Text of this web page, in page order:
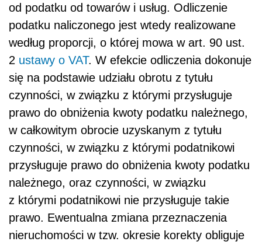
od podatku od towarów i usług. Odliczenie
podatku naliczonego jest wtedy realizowane
według proporcji, o której mowa w art. 90 ust.
2 ustawy o VAT. W efekcie odliczenia dokonuje
się na podstawie udziału obrotu z tytułu
czynności, w związku z którymi przysługuje
prawo do obniżenia kwoty podatku należnego,
w całkowitym obrocie uzyskanym z tytułu
czynności, w związku z którymi podatnikowi
przysługuje prawo do obniżenia kwoty podatku
należnego, oraz czynności, w związku
z którymi podatnikowi nie przysługuje takie
prawo. Ewentualna zmiana przeznaczenia
nieruchomości w tzw. okresie korekty obliguje